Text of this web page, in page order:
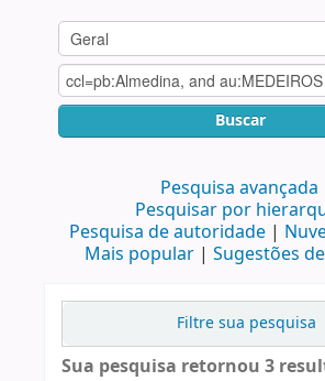
Buscar
Pesquisa avançada
Pesquisar por
Pesquisa de autoridade
Mais popular
Sugestões
Filtre sua pesquisa
Sua pesquisa retornou 3